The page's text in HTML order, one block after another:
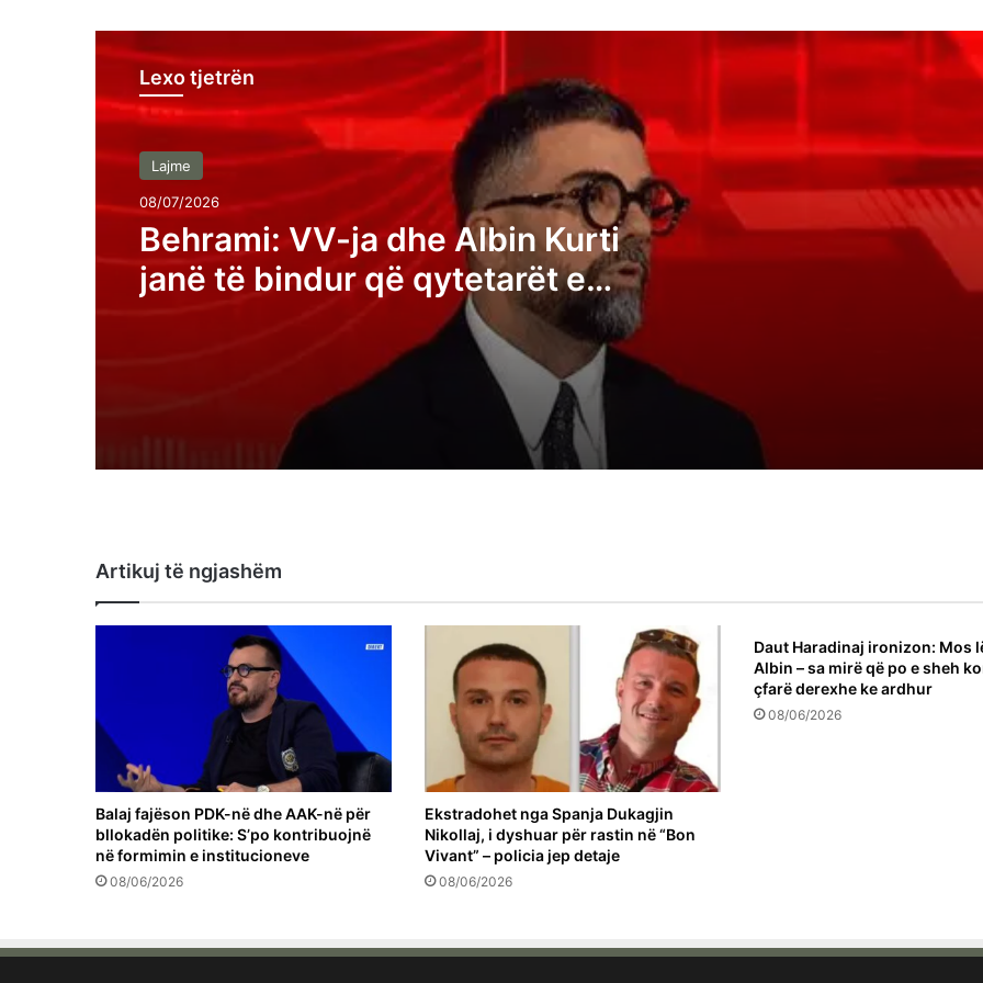
Lexo tjetrën
Lajme
08/07/2026
Behrami: VV-ja dhe Albin Kurti
janë të bindur që qytetarët e
Kosovës janë analfabetë
Behrami: VV-ja dhe Albin Kurti janë të
bindur që qytetarët e Kosovës janë
analfabetë funksionalë
Kryeziu e VV-së: Posti i presidentit nuk
duhet t’i takojë LDK-së
Pozhari: Albin Kurti duhet t’ia japë
presidentin opozitës, kështu tregohet
Ermal Sadiku: Asnjë parti nuk i ka fituar
deputetë, atëherë të kemi një
konsensual
Artikuj të ngjashëm
Balaj fajëson PDK-në dhe AAK-në për
bllokadën politike: S’po kontribuojnë
në formimin e institucioneve
08/06/2026
Ekstradohet nga Spanja Dukagjin
Nikollaj, i dyshuar për rastin në “Bon
Vivant” – policia jep detaje
08/06/2026
Daut Haradinaj ironizon: Mos
Albin – sa mirë që po e sheh
çfarë derexhe ke ardhur
08/06/2026